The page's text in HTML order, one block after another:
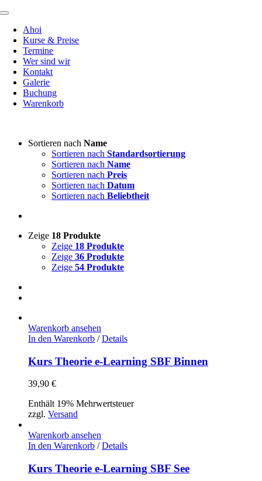
Zum
springen
Toggle
Navigation
Ahoi
Kurse & Preise
Termine
Wer sind wir
Kontakt
Galerie
Buchung
Warenkorb
Sortieren nach Name
Sortieren nach Standardsortierung
Sortieren nach Name
Sortieren nach Preis
Sortieren nach Datum
Sortieren nach Beliebtheit
Zeige 18 Produkte
Zeige 18 Produkte
Zeige 36 Produkte
Zeige 54 Produkte
Warenkorb ansehen
In den Warenkorb / Details
Kurs Theorie e-Learning SBF Binnen
39,90 €
Enthält 19% Mehrwertsteuer
zzgl. Versand
Warenkorb ansehen
In den Warenkorb / Details
Kurs Theorie e-Learning SBF See